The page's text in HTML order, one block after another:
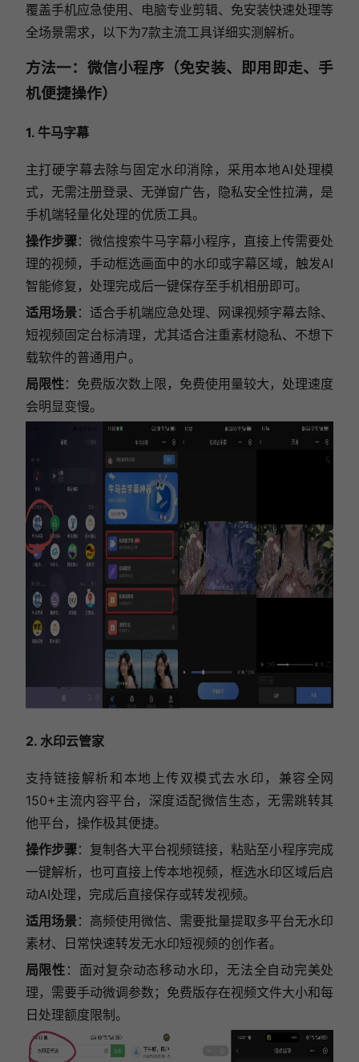
覆盖手机应急使用、电脑专业剪辑、免安装快速处理等
全场景需求，以下为7款主流工具详细实测解析。
方法一：微信小程序（免安装、即用即走、手
机便捷操作）
1. 牛马字幕
主打硬字幕去除与固定水印消除，采用本地AI处理模
式，无需注册登录、无弹窗广告，隐私安全性拉满，是
手机端轻量化处理的优质工具。
操作步骤：微信搜索牛马字幕小程序，直接上传需要处
理的视频，手动框选画面中的水印或字幕区域，触发AI
智能修复，处理完成后一键保存至手机相册即可。
适用场景：适合手机端应急处理、网课视频字幕去除、
短视频固定台标清理，尤其适合注重素材隐私、不想下
载软件的普通用户。
局限性：免费版次数上限，免费使用量较大，处理速度
会明显变慢。
2. 水印云管家
支持链接解析和本地上传双模式去水印，兼容全网
150+主流内容平台，深度适配微信生态，无需跳转其
他平台，操作极其便捷。
操作步骤：复制各大平台视频链接，粘贴至小程序完成
一键解析，也可直接上传本地视频，框选水印区域后启
动AI处理，完成后直接保存或转发视频。
适用场景：高频使用微信、需要批量提取多平台无水印
素材、日常快速转发无水印短视频的创作者。
局限性 ：面对复杂动态移动水印，无法全自动完美处
理，需要手动微调参数；免费版存在视频文件大小和每
日处理额度限制。